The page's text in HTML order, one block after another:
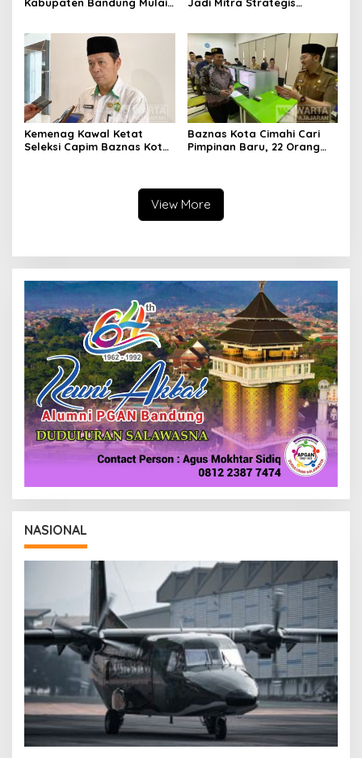
Kabupaten Bandung Mulai
Jadi Mitra Strategis
Kemenag Kawal Ketat
Seleksi Capim Baznas Kota
Baznas Kota Cimahi Cari
Pimpinan Baru, 22 Orang
View More
NASIONAL